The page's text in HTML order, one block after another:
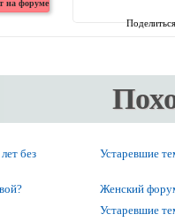
без
Устаревшие
Женский
Устаревшие